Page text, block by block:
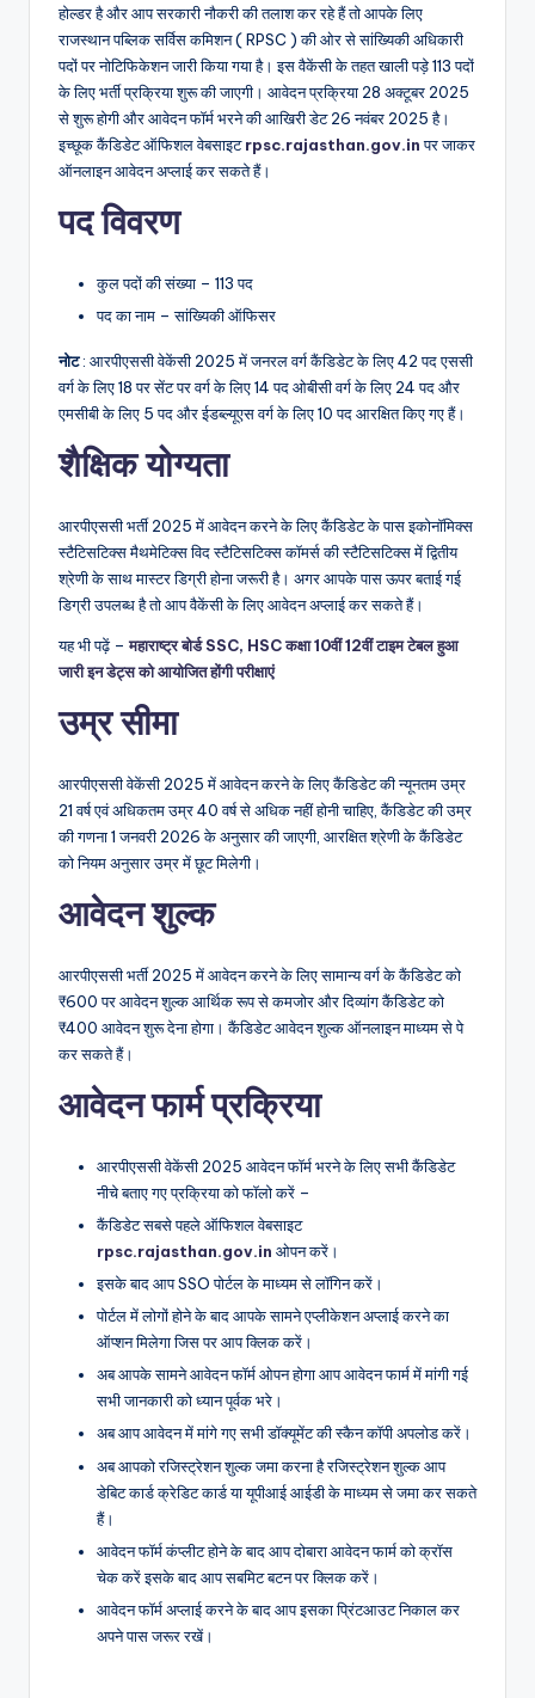
होल्डर है और आप सरकारी नौकरी की तलाश कर रहे हैं तो आपके लिए
राजस्थान पब्लिक सर्विस कमिशन ( RPSC ) की ओर से सांख्यिकी अधिकारी
पदों पर नोटिफिकेशन जारी किया गया है। इस वैकेंसी के तहत खाली पड़े 113 पदों
के लिए भर्ती प्रक्रिया शुरू की जाएगी। आवेदन प्रक्रिया 28 अक्टूबर 2025
से शुरू होगी और आवेदन फॉर्म भरने की आखिरी डेट 26 नवंबर 2025 है।
इच्छूक कैंडिडेट ऑफिशल वेबसाइटrpsc.rajasthan.gov.inपर जाकर
ऑनलाइन आवेदन अप्लाई कर सकते हैं।
पद विवरण
कुल पदों की संख्या – 113 पद
पद का नाम – सांख्यिकी ऑफिसर
नोट: आरपीएससी वेकेंसी 2025 में जनरल वर्ग कैंडिडेट के लिए 42 पद एससी
वर्ग के लिए 18 पर सेंट पर वर्ग के लिए 14 पद ओबीसी वर्ग के लिए 24 पद और
एमसीबी के लिए 5 पद और ईडब्ल्यूएस वर्ग के लिए 10 पद आरक्षित किए गए हैं।
शैक्षिक योग्यता
आरपीएससी भर्ती 2025 में आवेदन करने के लिए कैंडिडेट के पास इकोनॉमिक्स
स्टैटिसटिक्स मैथमेटिक्स विद स्टैटिसटिक्स कॉमर्स की स्टैटिसटिक्स में द्वितीय
श्रेणी के साथ मास्टर डिग्री होना जरूरी है। अगर आपके पास ऊपर बताई गई
डिग्री उपलब्ध है तो आप वैकेंसी के लिए आवेदन अप्लाई कर सकते हैं।
यह भी पढ़ें –महाराष्ट्र बोर्ड SSC, HSC कक्षा 10वीं 12वीं टाइम टेबल हुआ
जारी इन डेट्स को आयोजित होंगी परीक्षाएं
उम्र सीमा
आरपीएससी वेकेंसी 2025 में आवेदन करने के लिए कैंडिडेट की न्यूनतम उम्र
21 वर्ष एवं अधिकतम उम्र 40 वर्ष से अधिक नहीं होनी चाहिए, कैंडिडेट की उम्र
की गणना 1 जनवरी 2026 के अनुसार की जाएगी, आरक्षित श्रेणी के कैंडिडेट
को नियम अनुसार उम्र में छूट मिलेगी।
आवेदन शुल्क
आरपीएससी भर्ती 2025 में आवेदन करने के लिए सामान्य वर्ग के कैंडिडेट को
₹600 पर आवेदन शुल्क आर्थिक रूप से कमजोर और दिव्यांग कैंडिडेट को
₹400 आवेदन शुरू देना होगा। कैंडिडेट आवेदन शुल्क ऑनलाइन माध्यम से पे
कर सकते हैं।
आवेदन फार्म प्रक्रिया
आरपीएससी वेकेंसी 2025 आवेदन फॉर्म भरने के लिए सभी कैंडिडेट
नीचे बताए गए प्रक्रिया को फॉलो करें –
कैंडिडेट सबसे पहले ऑफिशल वेबसाइट
rpsc.rajasthan.gov.in ओपन करें।
इसके बाद आप SSO पोर्टल के माध्यम से लॉगिन करें।
पोर्टल में लोगों होने के बाद आपके सामने एप्लीकेशन अप्लाई करने का
ऑप्शन मिलेगा जिस पर आप क्लिक करें।
अब आपके सामने आवेदन फॉर्म ओपन होगा आप आवेदन फार्म में मांगी गई
सभी जानकारी को ध्यान पूर्वक भरे।
अब आप आवेदन में मांगे गए सभी डॉक्यूमेंट की स्कैन कॉपी अपलोड करें।
अब आपको रजिस्ट्रेशन शुल्क जमा करना है रजिस्ट्रेशन शुल्क आप
डेबिट कार्ड क्रेडिट कार्ड या यूपीआई आईडी के माध्यम से जमा कर सकते
हैं।
आवेदन फॉर्म कंप्लीट होने के बाद आप दोबारा आवेदन फार्म को क्रॉस
चेक करें इसके बाद आप सबमिट बटन पर क्लिक करें।
आवेदन फॉर्म अप्लाई करने के बाद आप इसका प्रिंटआउट निकाल कर
अपने पास जरूर रखें।